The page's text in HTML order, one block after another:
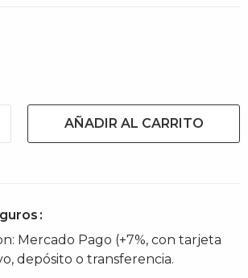
AÑADIR AL CARRITO
Mercado Pago (+7%, con tarjeta
depósito o transferencia.